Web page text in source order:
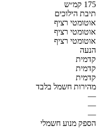
175 קמ״ש
תיבת הילוכים
אוטומטי רציף
אוטומטי רציף
אוטומטי רציף
הנעה
קדמית
קדמית
קדמית
מהירות חשמל בלבד
—
—
—
הספק מנוע חשמלי